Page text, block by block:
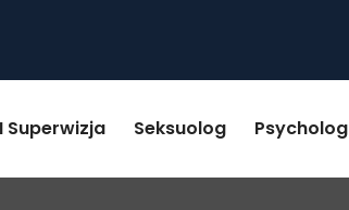
Superwizja Seksuolog Psycholog